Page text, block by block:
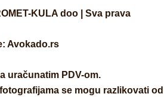
KULA doo | Sva prava
Avokado.rs
uračunatim PDV-om.
se mogu razlikovati od